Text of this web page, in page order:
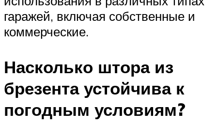
гаражей, включая собственные и
коммерческие.
Насколько штора из
брезента устойчива к
погодным условиям?